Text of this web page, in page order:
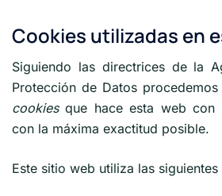
Cookies utilizadas en
Siguiendo las directrices de la
Protección de Datos
cookiesque hace esta web con
con la máxima exactitud posible.
Este sitio web utiliza las siguientes